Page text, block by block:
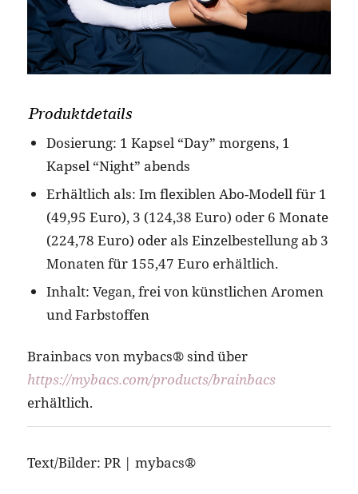
Produktdetails
Dosierung: 1 Kapsel “Day” morgens, 1
Kapsel “Night” abends
Erhältlich als: Im flexiblen Abo-Modell für 1
(49,95 Euro), 3 (124,38 Euro) oder 6 Monate
(224,78 Euro) oder als Einzelbestellung ab 3
Monaten für 155,47 Euro erhältlich.
Inhalt: Vegan, frei von künstlichen Aromen
und Farbstoffen
Brainbacs von mybacs® sind über
https://mybacs.com/products/brainbacs
erhältlich.
Text/Bilder: PR | mybacs®